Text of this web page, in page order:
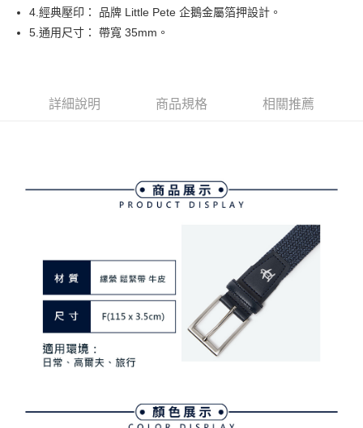
【關於「AFTEE先享後付」】
AFTEE先享後付是「在收到商品之後才付款」的支付方式。 讓您購物簡單
便利好安心！
【「AFTEE先享後付」結帳流程】
ATM／網路銀行／等多元方式進行付款，方視為交易完成。
※ 請注意：結帳手續完成當下不需立刻繳費，但若您需要取消訂單，請聯絡
購買商品的店家。未經商家同意取消之訂單仍視為有效，需透過AFTEE先享
※ 交易是否成功請以「AFTEE先享後付 」之結帳頁面顯示為準，若有關於
是否繳費成功／繳費後需取消欲退款等相關疑問，請聯繫「AFTEE先享後付
https://netprotections.freshdesk.com/support/home
【注意事項】
１．透過由恩沛科技股份有限公司提供之「AFTEE先享後付」服務完成之交
易，需依本服務之必要範圍內提供個人資料，並將交易相關給付款項請求債
權轉讓予恩沛科技股份有限公司。
２．關於個人資料處理事宜，請瀏覽以下網址：
https://aftee.tw/terms/#terms3
任。
ATM付款
萊爾富取貨付款
免運費
7-11取貨付款
付款後7-11取貨
免運費
4.經典壓印： 品牌 Little Pete 企鵝金屬箔押設計。
5.通用尺寸： 帶寬 35mm。
詳細說明 商品規格 相關推薦